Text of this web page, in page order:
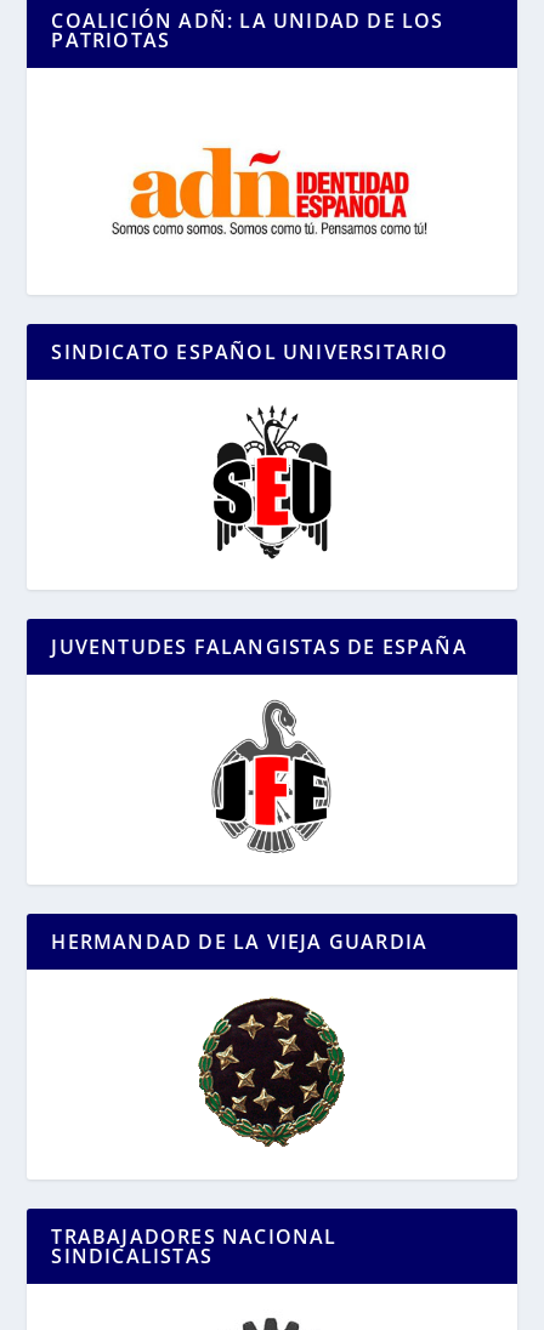
COALICIÓN ADÑ: LA UNIDAD DE LOS
PATRIOTAS
SINDICATO ESPAÑOL UNIVERSITARIO
JUVENTUDES FALANGISTAS DE ESPAÑA
HERMANDAD DE LA VIEJA GUARDIA
TRABAJADORES NACIONAL
SINDICALISTAS